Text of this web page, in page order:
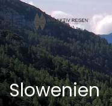
Slowenien